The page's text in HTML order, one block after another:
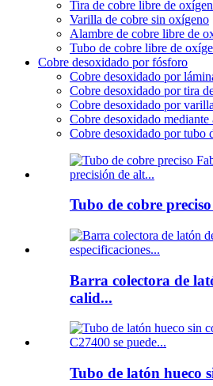
Tira de cobre libre de
Varilla de cobre sin oxígeno
Alambre de cobre libre de
Tubo de cobre libre de
Cobre desoxidado por fósforo
Cobre desoxidado por
Cobre desoxidado por tira
Cobre desoxidado por
Cobre desoxidado
Cobre desoxidado por tubo
Tubo de cobre
Barra colectora de
calid...
Tubo de latón hueco